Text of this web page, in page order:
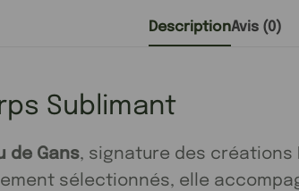
DescriptionAvis (0)
Sublimant
de Gans, signature des créations
sélectionnés, elle